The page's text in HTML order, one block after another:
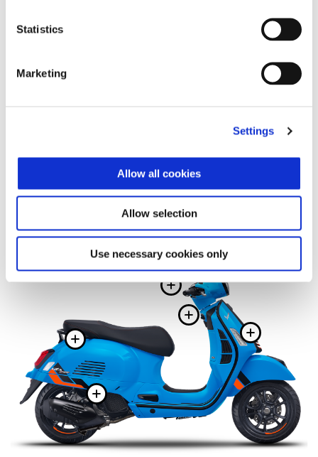
Statistics
Marketing
Settings
Allow all cookies
Allow selection
Use necessary cookies only
有關更多信
有關更多信息
有關更多信息
有關更多信
有關更多信息